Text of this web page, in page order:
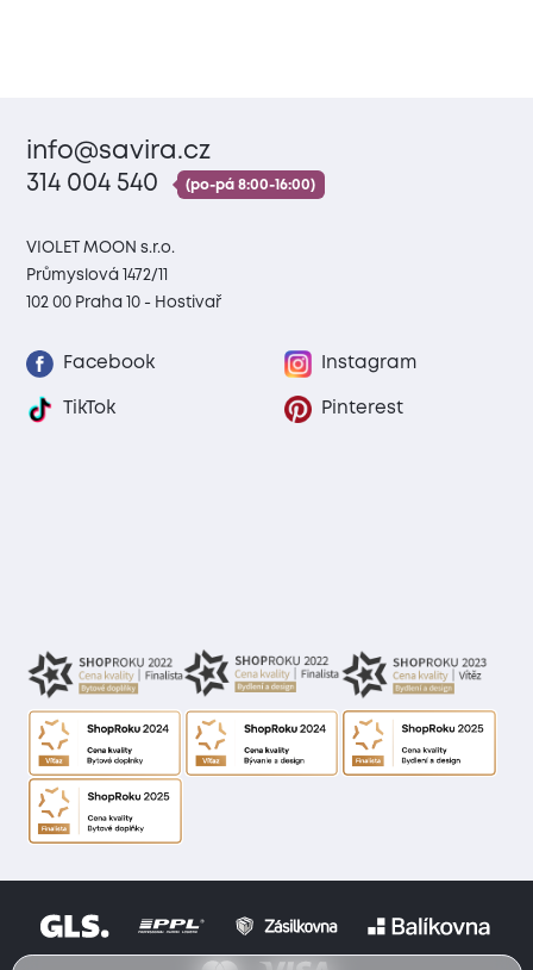
info@savira.cz
314 004 540
(po-pá 8:00-16:00)
VIOLET MOON s.r.o.
Průmyslová 1472/11
102 00 Praha 10 - Hostivař
Facebook Instagram
TikTok Pinterest